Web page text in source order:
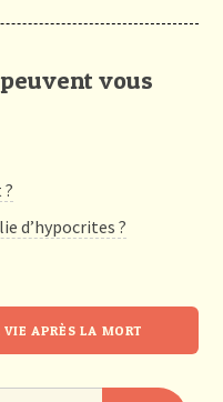
vous
d’hypocrites ?
APRÈS LA MORT